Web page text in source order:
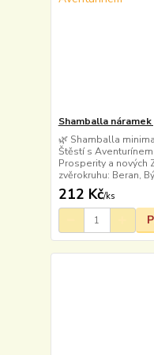
Shamballa
🌿 Shamballa
Štěstí s
Prosperity a nových
zvěrokruhu: Beran,
212 Kč/ks